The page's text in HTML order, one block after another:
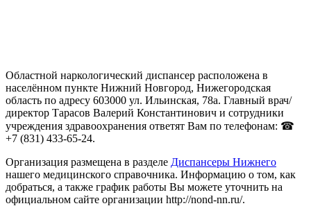
Областной наркологический диспансер расположена в
населённом пункте Нижний Новгород, Нижегородская
область по адресу 603000 ул. Ильинская, 78а. Главный врач/
директор Тарасов Валерий Константинович и сотрудники
учреждения здравоохранения ответят Вам по телефонам: ☎
+7 (831) 433-65-24.
Организация размещена в разделе Диспансеры Нижнего
нашего медицинского справочника. Информацию о том, как
добраться, а также график работы Вы можете уточнить на
официальном сайте организации http://nond-nn.ru/.